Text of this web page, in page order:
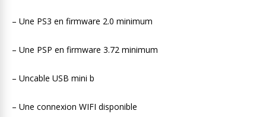
– Une PS3 en firmware 2.0 minimum
– Une PSP en firmware 3.72 minimum
– Uncable USB mini b
– Une connexion WIFI disponible